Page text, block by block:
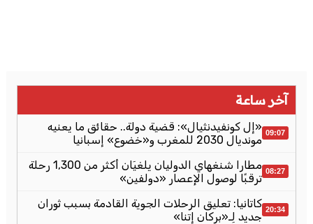
آخر ساعة
09:07 «إل كونفيدنثيال»: قضية دولة.. حقائق ما يعنيه
مونديال 2030 للمغرب و«خضوع» إسبانيا
08:27
مطارا شنغهاي الدوليان يلغيَان أكثر من 1,300 رحلة
ترقبًا لوصول الإعصار «دولفين»
20:34 كاتانيا: تعليق الرحلات الجوية القادمة بسبب ثوران
جديد لِـ«بركان إتنا»